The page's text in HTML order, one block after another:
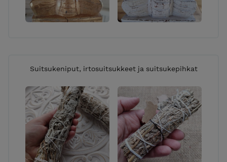
Suitsukeniput, irtosuitsukkeet ja suitsukepihkat